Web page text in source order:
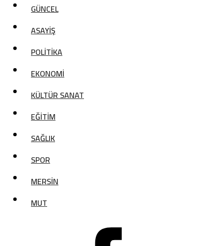
GÜNCEL
ASAYİŞ
POLİTİKA
EKONOMİ
KÜLTÜR SANAT
EĞİTİM
SAĞLIK
SPOR
MERSİN
MUT